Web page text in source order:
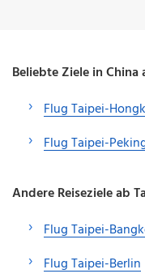
Beliebte Ziele in China
Flug Taipei-
Flug Taipei-
Andere Reiseziele ab
Flug Taipei-
Flug Taipei-Berlin